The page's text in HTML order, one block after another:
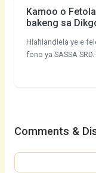
Kamoo o
bakeng sa
Hlahlandlela ye e
fono ya SASSA SRD.
Comments &